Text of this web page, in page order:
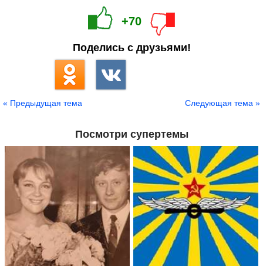
+70
Поделись с друзьями!
« Предыдущая тема Следующая тема »
Посмотри супертемы